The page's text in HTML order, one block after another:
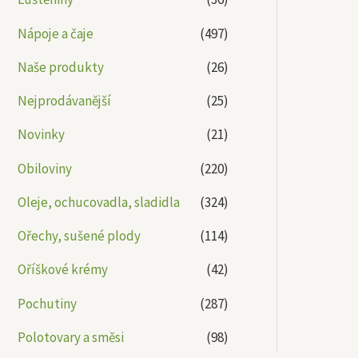
Nápoje a čaje
(497)
Naše produkty
(26)
Nejprodávanější
(25)
Novinky
(21)
Obiloviny
(220)
Oleje, ochucovadla, sladidla
(324)
Ořechy, sušené plody
(114)
Oříškové krémy
(42)
Pochutiny
(287)
Polotovary a směsi
(98)